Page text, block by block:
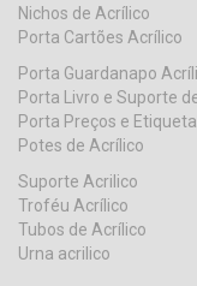
Nichos de Acrílico
Porta Cartões Acrílico
Porta Guardanapo
Porta Livro e Suporte
Porta Preços e
Potes de Acrílico
Suporte Acrilico
Troféu Acrílico
Tubos de Acrílico
Urna acrilico